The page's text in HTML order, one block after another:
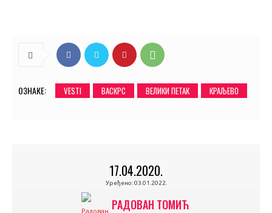
ОЗНАКЕ: VESTI ВАСКРС ВЕЛИКИ ПЕТАК КРАЉЕВО
17.04.2020.
Уређено: 03.01.2022.
РАДОВАН ТОМИЋ